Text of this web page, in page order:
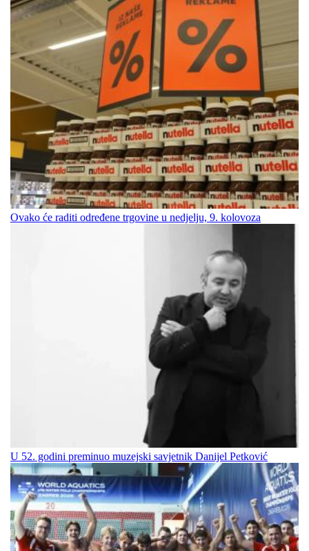
Ovako će raditi određene trgovine u nedjelju, 9. kolovoza
U 52. godini preminuo muzejski savjetnik Danijel Petković